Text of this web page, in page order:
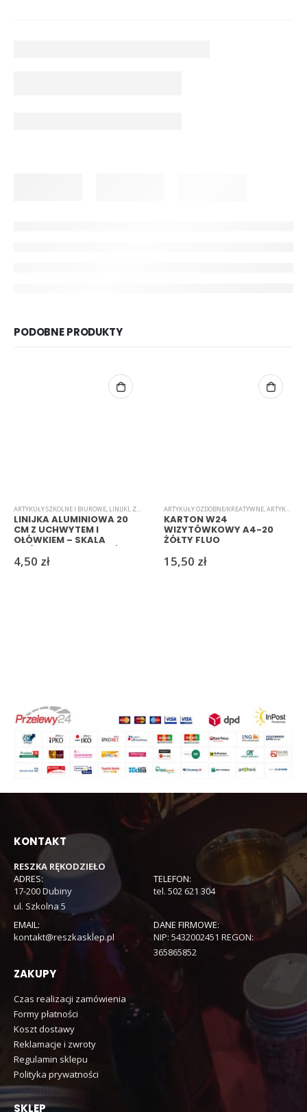
PODOBNE PRODUKTY
ARTYKUŁY SZKOLNE I BIUROWE, LINIJKI, ZESTAWY
LINIJKA ALUMINIOWA 20
CM Z UCHWYTEM I
OŁÓWKIEM – SKALA
4,50 zł
ARTYKUŁY OZDOBNE/KREATYWNE,ARTYKUŁY SZKOLNE I BIUROWE
KARTON W24
WIZYTÓWKOWY A4-20
ŻÓŁTY FLUO
15,50 zł
KONTAKT
RESZKA RĘKODZIEŁO
ADRES:
17-200 Dubiny
ul. Szkolna 5
TELEFON:
tel. 502 621 304
EMAIL:
kontakt@reszkasklep.pl
DANE FIRMOWE:
NIP: 5432002451 REGON:
365865852
ZAKUPY
Czas realizacji zamówienia
Formy płatności
Koszt dostawy
Reklamacje i zwroty
Regulamin sklepu
Polityka prywatności
SKLEP